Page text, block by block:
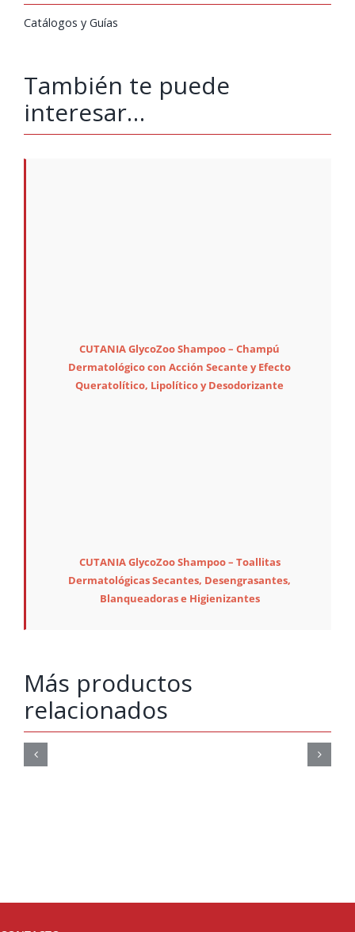
Catálogos y Guías
También te puede
interesar…
CUTANIA GlycoZoo Shampoo – Champú
Dermatológico con Acción Secante y Efecto
Queratolítico, Lipolítico y Desodorizante
CUTANIA GlycoZoo Shampoo – Toallitas
Dermatológicas Secantes, Desengrasantes,
Blanqueadoras e Higienizantes
Más productos
relacionados